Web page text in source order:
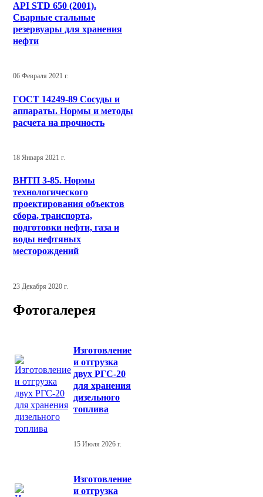
API STD 650 (2001).
Сварные стальные
резервуары для хранения
нефти
06 Февраля 2021 г.
ГОСТ 14249-89 Сосуды и
аппараты. Нормы и методы
расчета на прочность
18 Января 2021 г.
ВНТП 3-85. Нормы
технологического
проектирования объектов
сбора, транспорта,
подготовки нефти, газа и
воды нефтяных
месторождений
23 Декабря 2020 г.
Фотогалерея
Изготовление
и отгрузка
двух РГС-20
для хранения
дизельного
топлива
15 Июля 2026 г.
Изготовление
и отгрузка